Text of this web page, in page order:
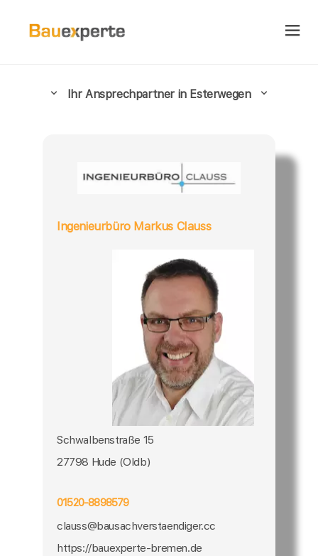
Ihr Ansprechpartner in Esterwegen
Ingenieurbüro Markus Clauss
Schwalbenstraße 15
27798 Hude (Oldb)
01520-8898579
clauss@bausachverstaendiger.cc
https://bauexperte-bremen.de